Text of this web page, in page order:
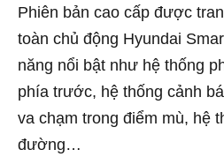
Phiên bản cao cấp được
toàn chủ động Hyundai
năng nổi bật như hệ thống
phía trước, hệ thống cảnh
va chạm trong điểm mù, hệ
đường…